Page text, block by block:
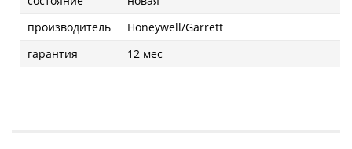
производитель
Honeywell/Garrett
гарантия
12 мес